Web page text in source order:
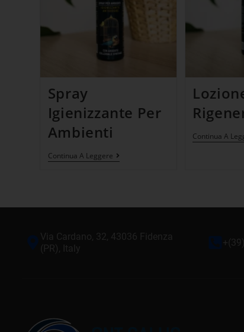
Spray
Igienizzante Per
Ambienti
Continua A Leggere
Continua A
Via Cardano, 32, 43036 Fidenza
(PR), Italy